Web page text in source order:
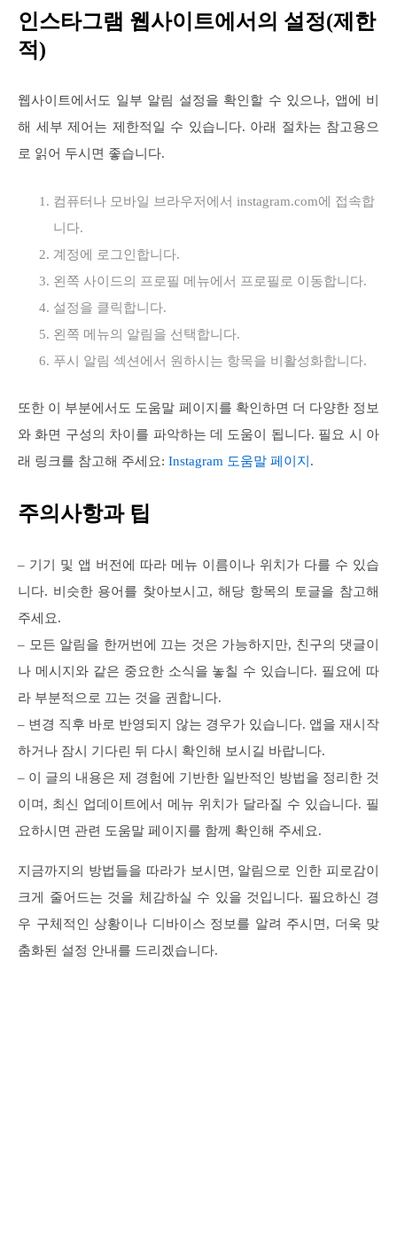
인스타그램 웹사이트에서의 설정(제한
적)
웹사이트에서도 일부 알림 설정을 확인할 수 있으나, 앱에 비
해 세부 제어는 제한적일 수 있습니다. 아래 절차는 참고용으
로 읽어 두시면 좋습니다.
컴퓨터나 모바일 브라우저에서 instagram.com에 접속합
니다.
계정에 로그인합니다.
왼쪽 사이드의 프로필 메뉴에서 프로필로 이동합니다.
설정을 클릭합니다.
왼쪽 메뉴의 알림을 선택합니다.
푸시 알림 섹션에서 원하시는 항목을 비활성화합니다.
또한 이 부분에서도 도움말 페이지를 확인하면 더 다양한 정보
와 화면 구성의 차이를 파악하는 데 도움이 됩니다. 필요 시 아
래 링크를 참고해 주세요: Instagram 도움말 페이지 .
주의사항과 팁
– 기기 및 앱 버전에 따라 메뉴 이름이나 위치가 다를 수 있습
니다. 비슷한 용어를 찾아보시고, 해당 항목의 토글을 참고해
주세요.
– 모든 알림을 한꺼번에 끄는 것은 가능하지만, 친구의 댓글이
나 메시지와 같은 중요한 소식을 놓칠 수 있습니다. 필요에 따
라 부분적으로 끄는 것을 권합니다.
– 변경 직후 바로 반영되지 않는 경우가 있습니다. 앱을 재시작
하거나 잠시 기다린 뒤 다시 확인해 보시길 바랍니다.
– 이 글의 내용은 제 경험에 기반한 일반적인 방법을 정리한 것
이며, 최신 업데이트에서 메뉴 위치가 달라질 수 있습니다. 필
요하시면 관련 도움말 페이지를 함께 확인해 주세요.
지금까지의 방법들을 따라가 보시면, 알림으로 인한 피로감이
크게 줄어드는 것을 체감하실 수 있을 것입니다. 필요하신 경
우 구체적인 상황이나 디바이스 정보를 알려 주시면, 더욱 맞
춤화된 설정 안내를 드리겠습니다.